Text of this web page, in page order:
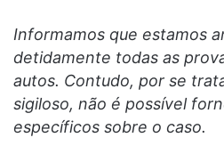
Informamos que estamos
detidamente todas as
autos. Contudo, por se
sigiloso, não é possível
específicos sobre o caso.